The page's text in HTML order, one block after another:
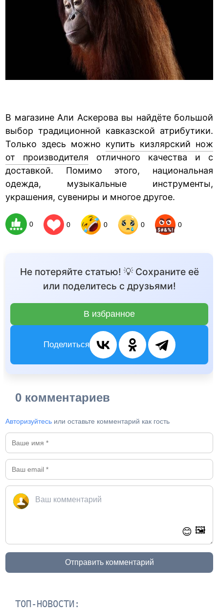
В магазине Али Аскерова вы найдёте большой
выбор традиционной кавказской атрибутики.
Только здесь можно купить кизлярский нож
от производителя отличного качества и с
доставкой. Помимо этого, национальная
одежда, музыкальные инструменты,
украшения, сувениры и многое другое.
0 0 0 0 0
Не потеряйте статью! 💡 Сохраните её
или поделитесь с друзьями!
В избранное
Поделиться
0 комментариев
Авторизуйтесь или оставьте комментарий как гость
😊 🖼️
Отправить комментарий
ТОП-НОВОСТИ: